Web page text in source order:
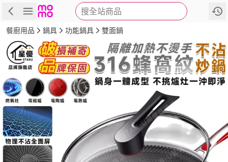
搜全站商品
商品 評價 詳情
餐廚用品 鍋具 功能鍋具 雙面鍋